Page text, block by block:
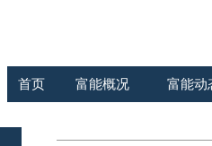
首页 富能概况 富能动